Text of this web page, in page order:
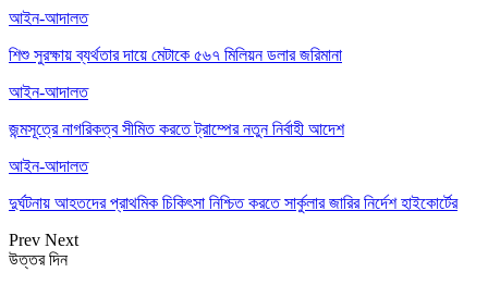
আইন-আদালত
শিশু সুরক্ষায় ব্যর্থতার দায়ে মেটাকে ৫৬৭ মিলিয়ন ডলার জরিমানা
আইন-আদালত
জন্মসূত্রে নাগরিকত্ব সীমিত করতে ট্রাম্পের নতুন নির্বাহী আদেশ
আইন-আদালত
দুর্ঘটনায় আহতদের প্রাথমিক চিকিৎসা নিশ্চিত করতে সার্কুলার জারির নির্দেশ হাইকোর্টের
Prev Next
উত্তর দিন